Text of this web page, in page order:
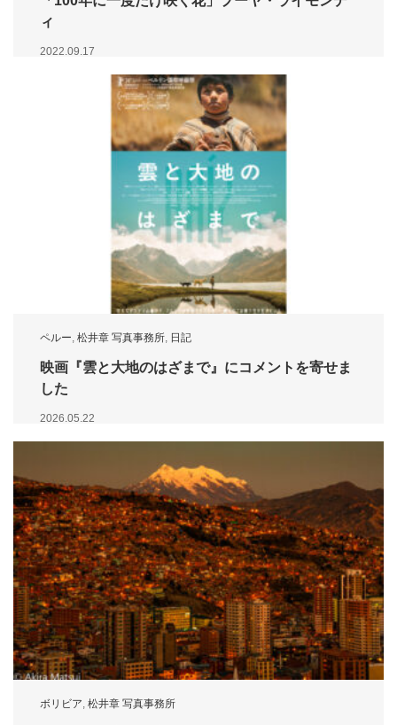
ィ
2022.09.17
ペルー 松井章 写真事務所 日記
映画『雲と大地のはざまで』にコメントを寄せま
した
2026.05.22
ボリビア, 松井章 写真事務所